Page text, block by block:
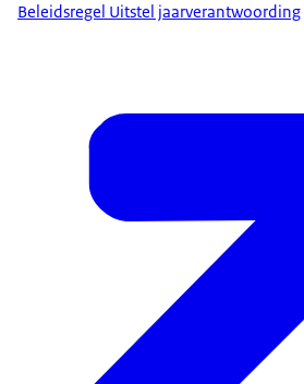
Beleidsregel Uitstel jaarverantwoording